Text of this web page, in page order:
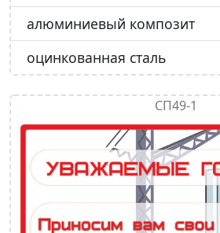
алюминиевый композит
оцинкованная сталь
СП49-1